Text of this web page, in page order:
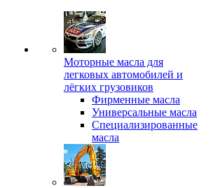
Моторные масла для
легковых автомобилей и
лёгких грузовиков
Фирменные масла
Универсальные масла
Специализированные
масла